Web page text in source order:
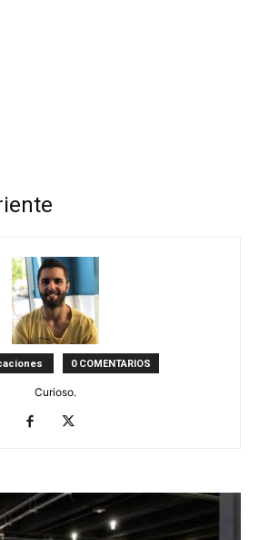
0 COMENTARIOS
Curioso.